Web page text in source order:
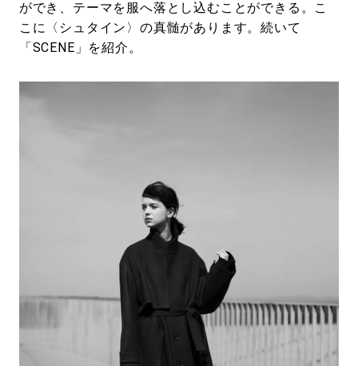
ができ、テーマを服へ落とし込むことができる。こ
こに〈シュタイン〉の真髄があります。続いて
「SCENE」を紹介。